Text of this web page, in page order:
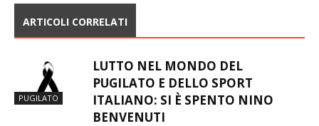
ARTICOLI CORRELATI
PUGILATO
LUTTO NEL MONDO DEL
PUGILATO E DELLO SPORT
ITALIANO: SI È SPENTO NINO
BENVENUTI